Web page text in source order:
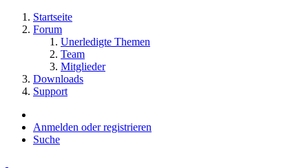
Startseite
Forum
Unerledigte Themen
Team
Mitglieder
Downloads
Support
Anmelden oder registrieren
Suche